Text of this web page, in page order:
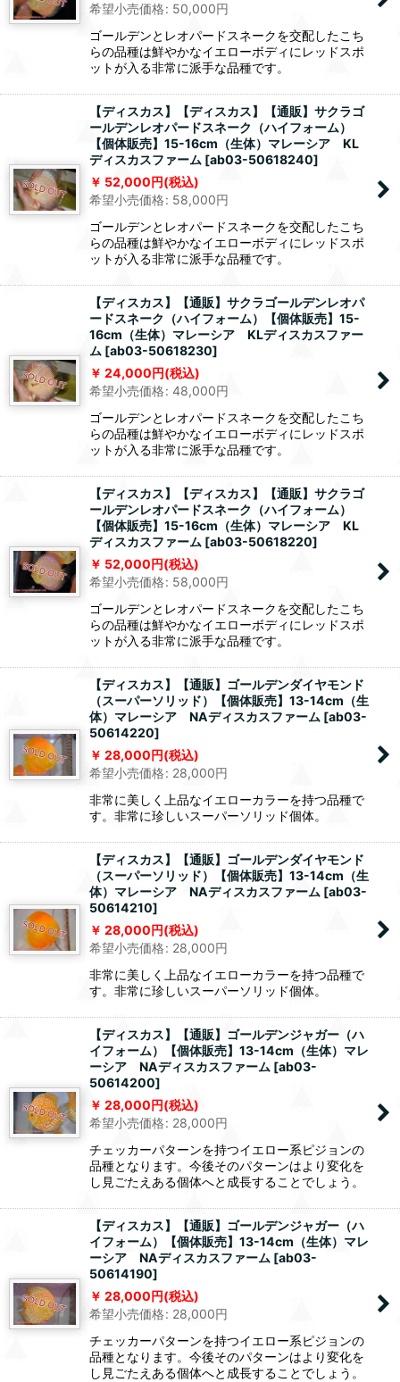
希望小売価格: 50,000円
ゴールデンとレオパードスネークを交配したこち
らの品種は鮮やかなイエローボディにレッドスポ
ットが入る非常に派手な品種です。
【ディスカス】【ディスカス】【通販】サクラゴ
ールデンレオパードスネーク（ハイフォーム）
【個体販売】15-16cm（生体）マレーシア KL
ディスカスファーム [ab03-50618240]
52,000円(税込)
希望小売価格: 58,000円
ゴールデンとレオパードスネークを交配したこち
らの品種は鮮やかなイエローボディにレッドスポ
ットが入る非常に派手な品種です。
【ディスカス】【通販】サクラゴールデンレオパ
ードスネーク（ハイフォーム）【個体販売】15-
16cm（生体）マレーシア KLディスカスファー
ム [ab03-50618230]
24,000円(税込)
希望小売価格: 48,000円
ゴールデンとレオパードスネークを交配したこち
らの品種は鮮やかなイエローボディにレッドスポ
ットが入る非常に派手な品種です。
【ディスカス】【ディスカス】【通販】サクラゴ
ールデンレオパードスネーク（ハイフォーム）
【個体販売】15-16cm（生体）マレーシア KL
ディスカスファーム [ab03-50618220]
52,000円(税込)
希望小売価格: 58,000円
ゴールデンとレオパードスネークを交配したこち
らの品種は鮮やかなイエローボディにレッドスポ
ットが入る非常に派手な品種です。
【ディスカス】【通販】ゴールデンダイヤモンド
（スーパーソリッド）【個体販売】13-14cm（生
体）マレーシア NAディスカスファーム [ab03-
50614220]
28,000円(税込)
希望小売価格: 28,000円
非常に美しく上品なイエローカラーを持つ品種で
す。非常に珍しいスーパーソリッド個体。
【ディスカス】【通販】ゴールデンダイヤモンド
（スーパーソリッド）【個体販売】13-14cm（生
体）マレーシア NAディスカスファーム [ab03-
50614210]
28,000円(税込)
希望小売価格: 28,000円
非常に美しく上品なイエローカラーを持つ品種で
す。非常に珍しいスーパーソリッド個体。
【ディスカス】【通販】ゴールデンジャガー（ハ
イフォーム）【個体販売】13-14cm（生体）マレ
ーシア NAディスカスファーム [ab03-
50614200]
28,000円(税込)
希望小売価格: 28,000円
チェッカーパターンを持つイエロー系ピジョンの
品種となります。今後そのパターンはより変化を
し見ごたえある個体へと成長することでしょう。
【ディスカス】【通販】ゴールデンジャガー（ハ
イフォーム）【個体販売】13-14cm（生体）マレ
ーシア NAディスカスファーム [ab03-
50614190]
28,000円(税込)
希望小売価格: 28,000円
チェッカーパターンを持つイエロー系ピジョンの
品種となります。今後そのパターンはより変化を
し見ごたえある個体へと成長することでしょう。